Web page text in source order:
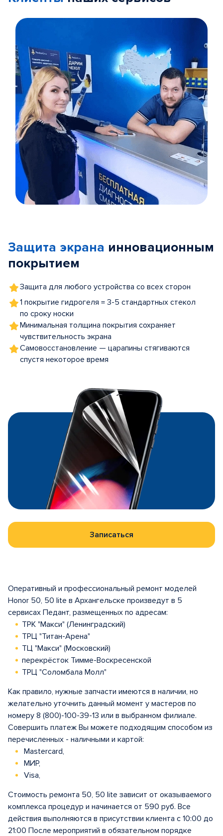
5
Защита экрана инновационным
покрытием
Защита для любого устройства со всех сторон
1 покрытие гидрогеля = 3-5 стандартных стекол
по сроку носки
Минимальная толщина покрытия сохраняет
чувствительность экрана
Самовосстановление — царапины стягиваются
спустя некоторое время
Записаться
Оперативный и профессиональный ремонт моделей
Honor 50, 50 lite в Архангельске произведут в 5
сервисах Педант, размещенных по адресам:
ТРК "Макси" (Ленинградский)
ТРЦ "Титан-Арена"
ТЦ "Макси" (Московский)
перекрёсток Тимме-Воскресенской
ТРЦ "Соломбала Молл"
Как правило, нужные запчасти имеются в наличии, но
желательно уточнить данный момент у мастеров по
номеру 8 (800)-100-39-13 или в выбранном филиале.
Совершить платеж Вы можете подходящим способом из
перечисленных - наличными и картой:
Mastercard,
МИР,
Visa,
Стоимость ремонта 50, 50 lite зависит от оказываемого
комплекса процедур и начинается от 590 руб. Все
действия выполняются в присутствии клиента с 10:00 до
21:00 После мероприятий в обязательном порядке